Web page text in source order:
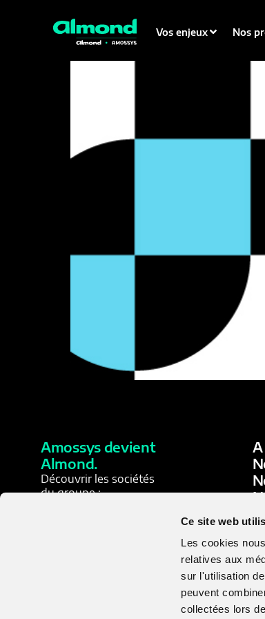
Ce site web
Les cookies
relatives aux
sur l'utilisation
peuvent
collectées lors
Vos enjeux Nos
Sodinokibi / REvil
Amossys devient
Almond.
Découvrir les sociétés
du groupe :
- Découvrir Board of Cyber